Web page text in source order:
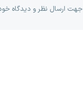
جهت ارسال نظر و دیدگاه